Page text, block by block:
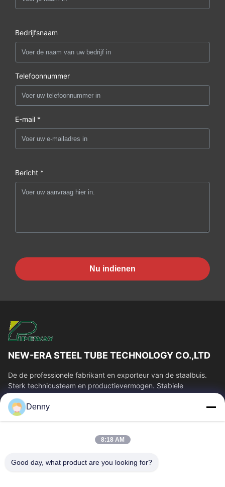
Bedrijfsnaam
Telefoonnummer
E-mail *
Bericht *
Nu indienen
NEW-ERA STEEL TUBE TECHNOLOGY CO.,LTD
De de professionele fabrikant en exporteur van de staalbuis.
Sterk technicusteam en productievermogen. Stabiele
buiskwaliteit en concurrerende...
Snelle Links
Ongeveer Ons
Fabrieksreis
Kwaliteitscontrole
Denny
8:18 AM
Good day, what product are you looking for?